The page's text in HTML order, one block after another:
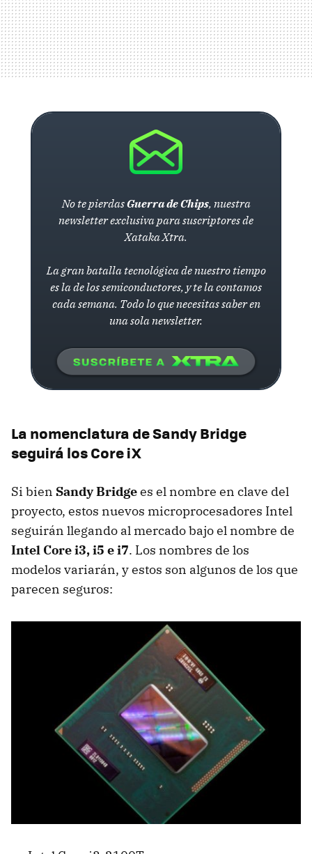
No te pierdasGuerra de Chips, nuestra
newsletter exclusiva para suscriptores de
Xataka Xtra.
La gran batalla tecnológica de nuestro tiempo
es la de los semiconductores, y te la contamos
cada semana. Todo lo que necesitas saber en
una sola newsletter.
La nomenclatura de Sandy Bridge
seguirá los Core iX
Si bien Sandy Bridgees el nombre en clave del
proyecto, estos nuevos microprocesadores Intel
seguirán llegando al mercado bajo el nombre de
Intel Core i3, i5 e i7. Los nombres de los
modelos variarán, y estos son algunos de los que
parecen seguros: